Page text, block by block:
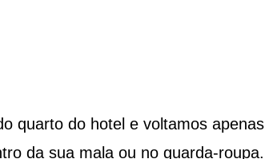
quarto do hotel e voltamos apenas
da sua mala ou no guarda-roupa.